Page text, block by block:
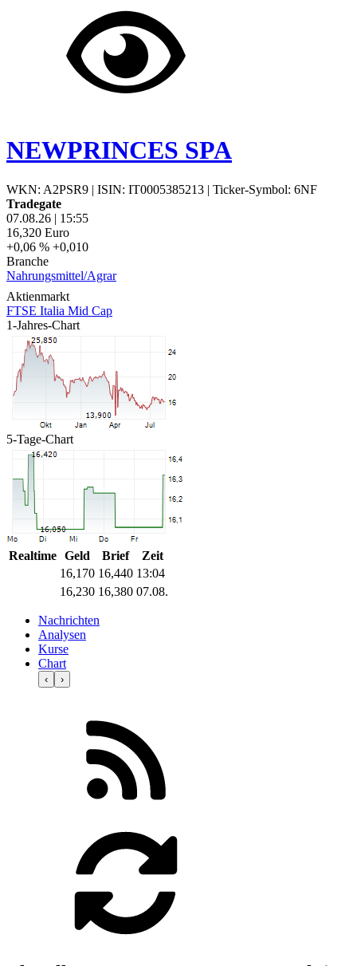
NEWPRINCES SPA
WKN: A2PSR9 | ISIN: IT0005385213 | Ticker-Symbol: 6NF
Tradegate
07.08.26 | 15:55
16,320 Euro
+0,06 % +0,010
Branche
Nahrungsmittel/Agrar
Aktienmarkt
FTSE Italia Mid Cap
1-Jahres-Chart
5-Tage-Chart
Realtime Geld Brief
Zeit
16,170 16,440 13:04
16,230 16,380 07.08.
Nachrichten
Analysen
Kurse
Chart
‹ ›